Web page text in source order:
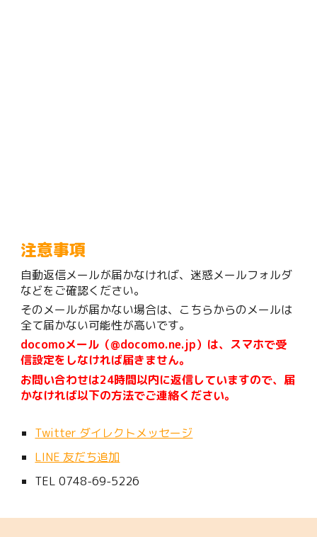
注意事項
自動返信メールが届かなければ、迷惑メールフォルダ
などをご確認ください。
そのメールが届かない場合は、こちらからのメールは
全て届かない可能性が高いです。
docomoメール（@docomo.ne.jp）は、スマホで受
信設定をしなければ届きません。
お問い合わせは24時間以内に返信していますので、届
かなければ以下の方法でご連絡ください。
Twitter ダイレクトメッセージ
LINE 友だち追加
TEL 0748-69-5226